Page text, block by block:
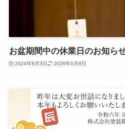
お盆期間中の休業日のお知ら
2024年8月3日 2026年5月8日